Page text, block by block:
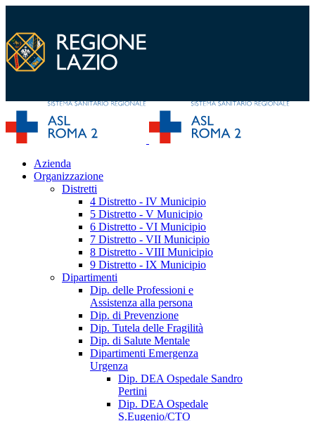
Azienda
Organizzazione
Distretti
4 Distretto - IV Municipio
5 Distretto - V Municipio
6 Distretto - VI Municipio
7 Distretto - VII Municipio
8 Distretto - VIII Municipio
9 Distretto - IX Municipio
Dipartimenti
Dip. delle Professioni e
Assistenza alla persona
Dip. di Prevenzione
Dip. Tutela delle Fragilità
Dip. di Salute Mentale
Dipartimenti Emergenza
Urgenza
Dip. DEA Ospedale Sandro
Pertini
Dip. DEA Ospedale
S.Eugenio/CTO